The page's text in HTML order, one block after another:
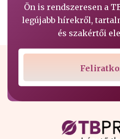
Ön is rendszeresen a
legújabb hírekről,
és szakértői